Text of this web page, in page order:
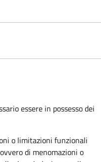
essere in possesso dei
o limitazioni funzionali
di menomazioni o